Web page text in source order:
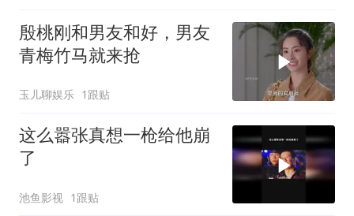
殷桃刚和男友和好，男友
青梅竹马就来抢
玉儿聊娱乐 1跟贴
这么嚣张真想一枪给他崩
了
池鱼影视 1跟贴